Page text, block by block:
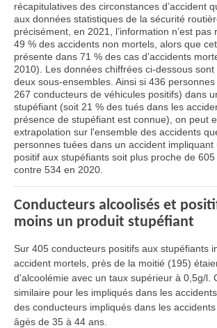
récapitulatives des circonstances d’accident
aux données statistiques de la sécurité
précisément, en 2021, l’information n’est
49 % des accidents non mortels, alors que
présente dans 71 % des cas d’accidents
2010). Les données chiffrées ci-dessous
deux sous-ensembles. Ainsi si 436
267 conducteurs de véhicules positifs) dans
stupéfiant (soit 21 % des tués dans les
présence de stupéfiant est connue), on peut
extrapolation sur l'ensemble des accidents
personnes tuées dans un accident
positif aux stupéfiants soit plus proche de 605
contre 534 en 2020.
Conducteurs alcoolisés et
moins un produit stupéfiant
Sur 405 conducteurs positifs aux stupéfiants
accident mortels, près de la moitié (195)
d’alcoolémie avec un taux supérieur à 0,5g/l.
similaire pour les impliqués dans les
des conducteurs impliqués dans les
âgés de 35 à 44 ans.